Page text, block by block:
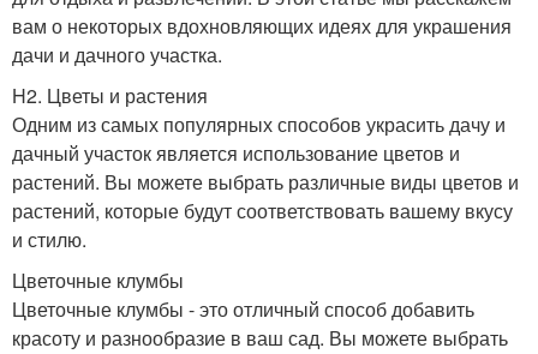
вам о некоторых вдохновляющих идеях для украшения
дачи и дачного участка.
H2. Цветы и растения
Одним из самых популярных способов украсить дачу и
дачный участок является использование цветов и
растений. Вы можете выбрать различные виды цветов и
растений, которые будут соответствовать вашему вкусу
и стилю.
Цветочные клумбы
Цветочные клумбы - это отличный способ добавить
красоту и разнообразие в ваш сад. Вы можете выбрать